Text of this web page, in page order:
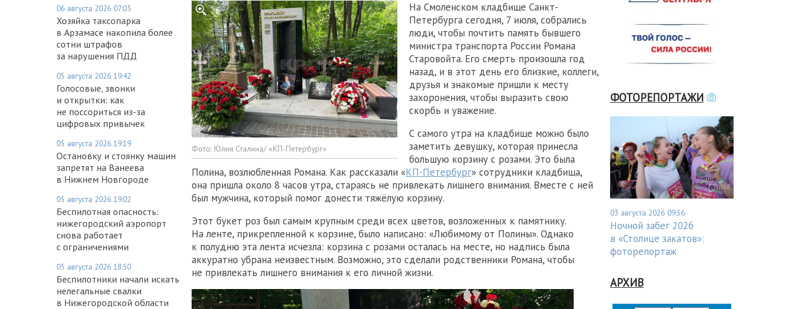
06 августа 2026 07:03
Хозяйка таксопарка
в Арзамасе накопила более
сотни штрафов
за нарушения ПДД
05 августа 2026 19:42
Голосовые, звонки
и открытки: как
не поссориться из-за
цифровых привычек
05 августа 2026 19:19
Остановку и стоянку машин
запретят на Ванеева
в Нижнем Новгороде
05 августа 2026 19:02
Беспилотная опасность:
нижегородский аэропорт
снова работает
с ограничениями
05 августа 2026 18:50
Беспилотники начали искать
нелегальные свалки
в Нижегородской области
Фото: Юлия Сталина/ «КП-Петербург»
На Смоленском кладбище Санкт-
Петербурга сегодня, 7 июля, собрались
люди, чтобы почтить память бывшего
министра транспорта России Романа
Старовойта. Его смерть произошла год
назад, и в этот день его близкие, коллеги,
друзья и знакомые пришли к месту
захоронения, чтобы выразить свою
скорбь и уважение.
С самого утра на кладбище можно было
заметить девушку, которая принесла
большую корзину с розами. Это была
Полина, возлюбленная Романа. Как рассказали «КП-Петербург» сотрудники кладбища,
она пришла около 8 часов утра, стараясь не привлекать лишнего внимания. Вместе с ней
был мужчина, который помог донести тяжёлую корзину.
Этот букет роз был самым крупным среди всех цветов, возложенных к памятнику.
На ленте, прикрепленной к корзине, было написано: «Любимому от Полины». Однако
к полудню эта лента исчезла: корзина с розами осталась на месте, но надпись была
аккуратно убрана неизвестным. Возможно, это сделали родственники Романа, чтобы
не привлекать лишнего внимания к его личной жизни.
ФОТОРЕПОРТАЖИ
03 августа 2026 09:56
Ночной забег 2026
в «Столице закатов»:
фоторепортаж
АРХИВ